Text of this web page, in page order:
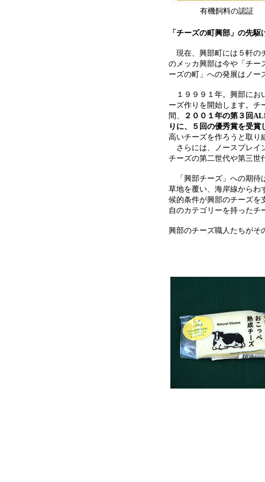
有機飼料の認証
「チーズの町興部」の先
現在、興部町には５軒の
のメッカ興部は今や「チー
ーズの町」への発展はノー
１９９９１年。興部にお
ーズ作りを開始します。チ
間、
２００１年の第３回
りに、５回の優秀賞を受賞
高いチーズを作ろうと取り
さらには、ノースプレイ
チーズの第二世代や第三世
「興部チーズ」への期待
草地を覆い、海岸線からわ
候的条件が興部のチーズを
自のカテゴリーを持ったチ
興部のチーズ職人たちがそ